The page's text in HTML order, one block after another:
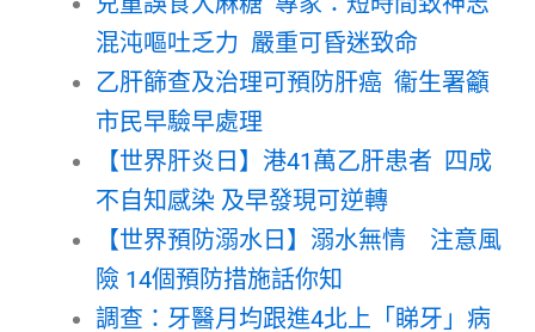
混沌嘔吐乏力 嚴重可昏迷致命
乙肝篩查及治理可預防肝癌 衞生署籲
市民早驗早處理
【世界肝炎日】港41萬乙肝患者 四成
不自知感染 及早發現可逆轉
【世界預防溺水日】溺水無情 注意風
險 14個預防措施話你知
調查：牙醫月均跟進4北上「睇牙」病